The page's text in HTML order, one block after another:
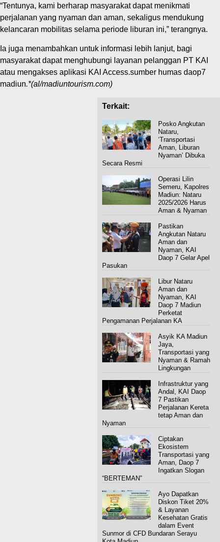
“Tentunya, kami berharap masyarakat dapat menikmati
perjalanan yang nyaman dan aman, sekaligus mendukung
kelancaran mobilitas selama periode liburan ini,” terangnya.
Ia juga menambahkan untuk informasi lebih lanjut, bagi
masyarakat dapat menghubungi layanan pelanggan PT KAI
atau mengakses aplikasi KAI Access.sumber humas daop7
madiun.*(al/madiuntourism.com)
Terkait:
Posko Angkutan
Nataru,
‘Transportasi
Aman, Liburan
Nyaman’ Dibuka
Secara Resmi
Operasi Lilin
Semeru, Kapolres
Madiun: Nataru
2025/2026 Harus
Aman & Nyaman
Pastikan
Angkutan Nataru
Aman dan
Nyaman, KAI
Daop 7 Gelar Apel
Pasukan
Libur Nataru
Aman dan
Nyaman, KAI
Daop 7 Madiun
Perketat
Pengamanan Perjalanan KA
Asyik KA Madiun
Jaya,
Transportasi yang
Nyaman & Ramah
Lingkungan
Infrastruktur yang
Andal, KAI Daop
7 Pastikan
Perjalanan Kereta
tetap Aman dan
Nyaman
Ciptakan
Ekosistem
Transportasi yang
Aman, Daop 7
Ingatkan Slogan
“BERTEMAN”
Ayo Dapatkan
Diskon Tiket 20%
& Layanan
Kesehatan Gratis
dalam Event
Sunmor di CFD Bundaran Serayu